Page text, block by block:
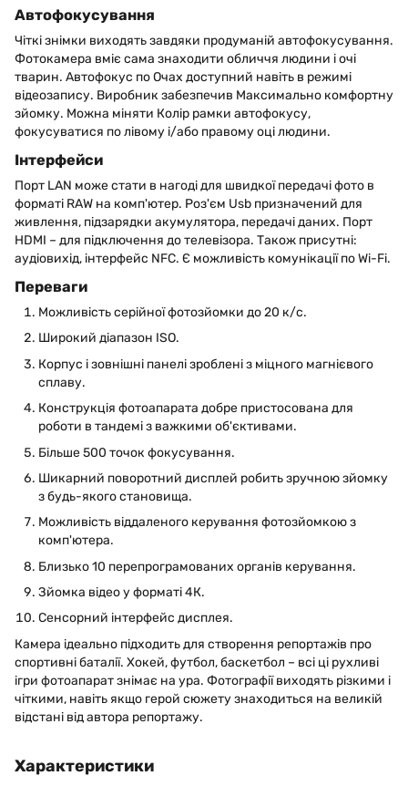
Автофокусування
Чіткі знімки виходять завдяки продуманій автофокусування.
Фотокамера вміє сама знаходити обличчя людини і очі
тварин. Автофокус по Очах доступний навіть в режимі
відеозапису. Виробник забезпечив Максимально комфортну
зйомку. Можна міняти Колір рамки автофокусу,
фокусуватися по лівому і/або правому оці людини.
Інтерфейси
Порт LAN може стати в нагоді для швидкої передачі фото в
форматі RAW на комп'ютер. Роз'єм Usb призначений для
живлення, підзарядки акумулятора, передачі даних. Порт
HDMI – для підключення до телевізора. Також присутні:
аудіовихід, інтерфейс NFC. Є можливість комунікації по Wi-Fi.
Переваги
Можливість серійної фотозйомки до 20 к/с.
Широкий діапазон ISO.
Корпус і зовнішні панелі зроблені з міцного магнієвого
сплаву.
Конструкція фотоапарата добре пристосована для
роботи в тандемі з важкими об'єктивами.
Більше 500 точок фокусування.
Шикарний поворотний дисплей робить зручною зйомку
з будь-якого становища.
Можливість віддаленого керування фотозйомкою з
комп'ютера.
Близько 10 перепрограмованих органів керування.
Зйомка відео у форматі 4К.
Сенсорний інтерфейс дисплея.
Камера ідеально підходить для створення репортажів про
спортивні баталії. Хокей, футбол, баскетбол – всі ці рухливі
ігри фотоапарат знімає на ура. Фотографії виходять різкими і
чіткими, навіть якщо герой сюжету знаходиться на великій
відстані від автора репортажу.
Характеристики